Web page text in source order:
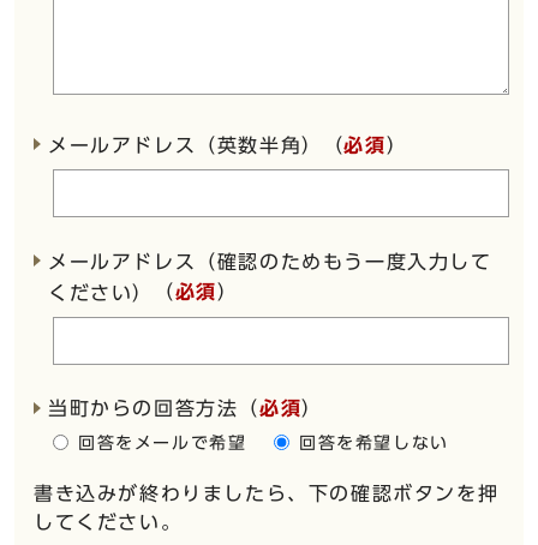
メールアドレス（英数半角）（必須）
メールアドレス（確認のためもう一度入力して
ください）
（必須）
当町からの回答方法 （必須）
回答をメールで希望 回答を希望しない
書き込みが終わりましたら、下の確認ボタンを押
してください。